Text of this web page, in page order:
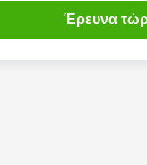
Έρευνα